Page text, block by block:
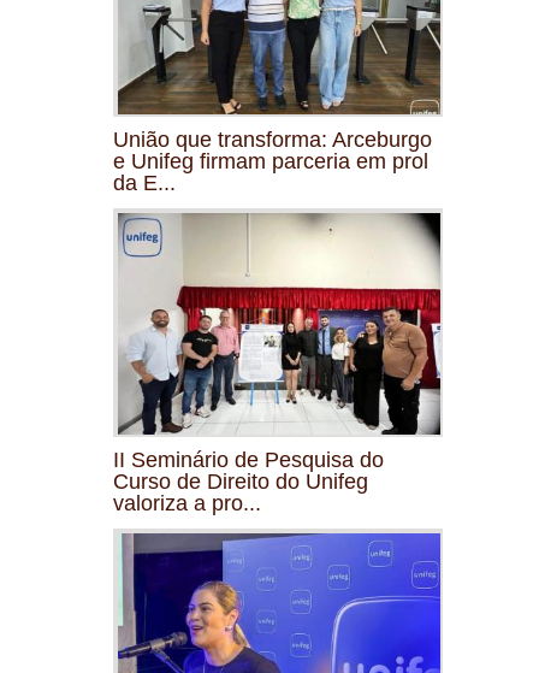
União que transforma: Arceburgo
e Unifeg firmam parceria em prol
da E...
II Seminário de Pesquisa do
Curso de Direito do Unifeg
valoriza a pro...